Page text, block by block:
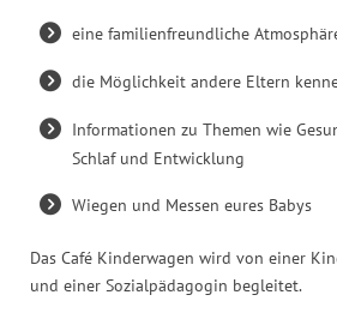
eine familienfreundliche
die Möglichkeit andere Eltern
Informationen zu Themen wie
Schlaf und Entwicklung
Wiegen und Messen eures Babys
Das Café Kinderwagen wird von einer
und einer Sozialpädagogin begleitet.